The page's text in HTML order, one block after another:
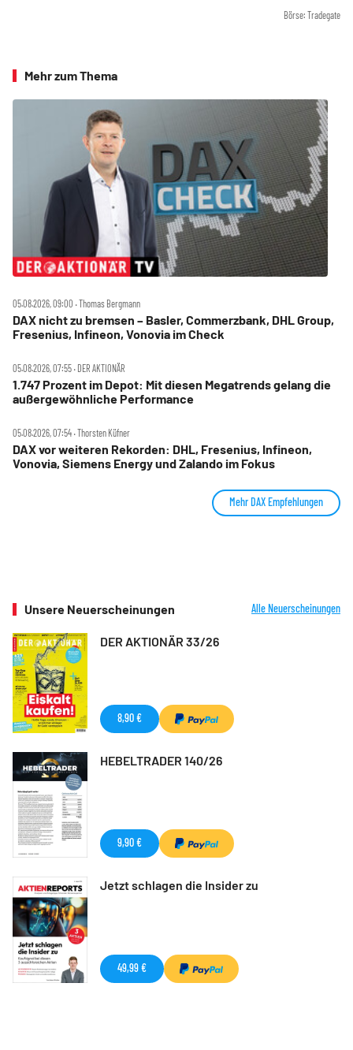
Börse: Tradegate
Mehr zum Thema
05.08.2026, 09:00 ‧ Thomas Bergmann
DAX nicht zu bremsen – Basler, Commerzbank, DHL Group,
Fresenius, Infineon, Vonovia im Check
05.08.2026, 07:55 ‧ DER AKTIONÄR
1.747 Prozent im Depot: Mit diesen Megatrends gelang die
außergewöhnliche Performance
05.08.2026, 07:54 ‧ Thorsten Küfner
DAX vor weiteren Rekorden: DHL, Fresenius, Infineon,
Vonovia, Siemens Energy und Zalando im Fokus
Mehr DAX Empfehlungen
Unsere Neuerscheinungen Alle Neuerscheinungen
DER AKTIONÄR 33/26
8,90 €
HEBELTRADER 140/26
9,90 €
Jetzt schlagen die Insider zu
49,99 €